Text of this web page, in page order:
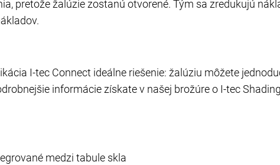
pretože žalúzie zostanú otvorené. Tým sa zredukujú
I-tec Connect ideálne riešenie: žalúziu môžete
informácie získate v našej brožúre o I-tec
medzi tabule skla